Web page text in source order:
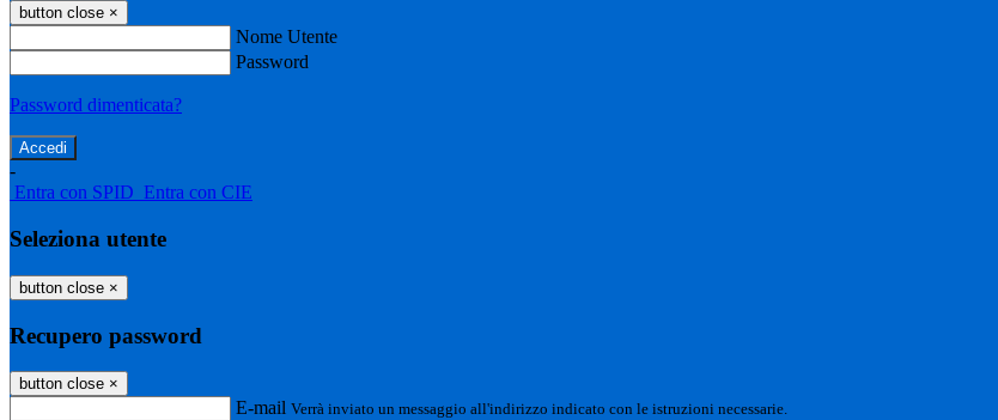
button close ×
Nome Utente
Password
Password dimenticata?
-
Entra con SPID Entra con CIE
Seleziona utente
button close ×
Recupero password
button close ×
E-mail Verrà inviato un messaggio all'indirizzo indicato con le istruzioni necessarie.